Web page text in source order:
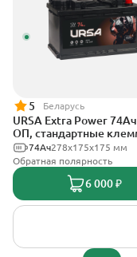
5 Беларусь
URSA Extra Power
ОП, стандартные
278х175х175 мм
74Ач
Обратная полярность
6 000 ₽